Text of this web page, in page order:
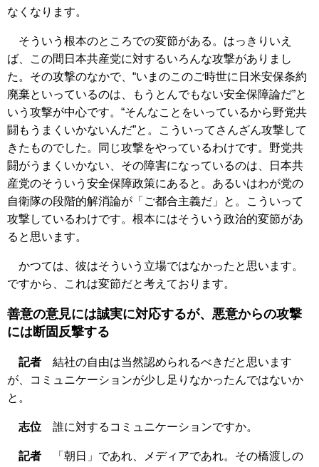
なくなります。
そういう根本のところでの変節がある。はっきりいえ
ば、この間日本共産党に対するいろんな攻撃がありまし
た。その攻撃のなかで、“いまのこのご時世に日米安保条約
廃棄といっているのは、もうとんでもない安全保障論だ”と
いう攻撃が中心です。“そんなことをいっているから野党共
闘もうまくいかないんだ”と。こういってさんざん攻撃して
きたものでした。同じ攻撃をやっているわけです。野党共
闘がうまくいかない、その障害になっているのは、日本共
産党のそういう安全保障政策にあると。あるいはわが党の
自衛隊の段階的解消論が「ご都合主義だ」と。こういって
攻撃しているわけです。根本にはそういう政治的変節があ
ると思います。
かつては、彼はそういう立場ではなかったと思います。
ですから、これは変節だと考えております。
善意の意見には誠実に対応するが、悪意からの攻撃
には断固反撃する
記者 結社の自由は当然認められるべきだと思います
が、コミュニケーションが少し足りなかったんではないか
と。
志位 誰に対するコミュニケーションですか。
記者 「朝日」であれ、メディアであれ。その橋渡しの